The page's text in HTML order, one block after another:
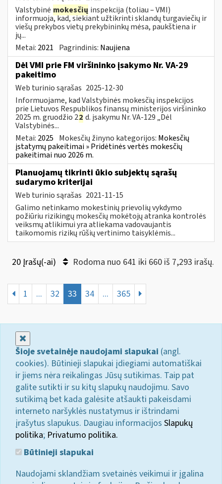
Valstybinė mokesčių inspekcija (toliau – VMI)
informuoja, kad, siekiant užtikrinti sklandų turgaviečių ir
viešų prekybos vietų prekybininkų mėsa, paukštiena ir
jų...
Metai: 2021 Pagrindinis: Naujiena
Dėl VMI prie FM viršininko įsakymo Nr. VA-29
pakeitimo
Web turinio sąrašas 2025-12-30
Informuojame, kad Valstybinės mokesčių inspekcijos
prie Lietuvos Respublikos finansų ministerijos viršininko
2025 m. gruodžio 22 d. įsakymu Nr. VA-129 „Dėl
Valstybinės...
Metai: 2025 Mokesčių žinyno kategorijos: Mokesčių
įstatymų pakeitimai » Pridėtinės vertės mokesčių
pakeitimai nuo 2026 m.
Planuojamų tikrinti ūkio subjektų sąrašų
sudarymo kriterijai
Web turinio sąrašas 2021-11-15
Galimo netinkamo mokestinių prievolių vykdymo
požiūriu rizikingų mokesčių mokėtojų atranka kontrolės
veiksmų atlikimui yra atliekama vadovaujantis
taikomomis rizikų rūšių vertinimo taisyklėmis...
20 Įrašų(-ai) Rodoma nuo 641 iki 660 iš 7,293 irašų.
1 ... 32 33 34 ... 365
Šioje svetainėje naudojami slapukai (angl.
cookies). Būtinieji slapukai įdiegiami automatiškai
ir jiems nėra reikalingas Jūsų sutikimas. Taip pat
galite sutikti ir su kitų slapukų naudojimu. Savo
sutikimą bet kada galėsite atšaukti pakeisdami
interneto naršyklės nustatymus ir ištrindami
įrašytus slapukus. Daugiau informacijos Slapukų
politika; Privatumo politika.
Būtinieji slapukai
Naudojami sklandžiam svetainės veikimui ir įgalina